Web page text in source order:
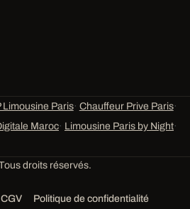
Limousine Paris· Chauffeur Prive Paris·
Maroc· Limousine Paris by Night·
droits réservés.
CGV Politique de confidentialité